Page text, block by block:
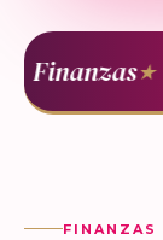
Finanzas★
FINANZAS